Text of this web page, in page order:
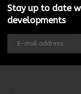
Stay up to date
developments